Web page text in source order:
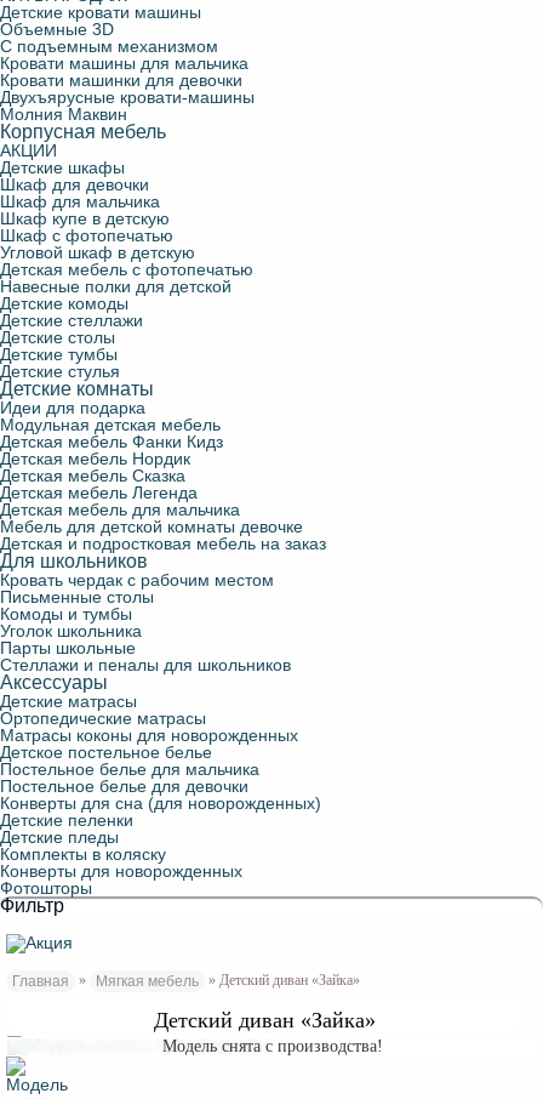
Детские кровати машины
Объемные 3D
С подъемным механизмом
Кровати машины для мальчика
Кровати машинки для девочки
Двухъярусные кровати-машины
Молния Маквин
Корпусная мебель
АКЦИИ
Детские шкафы
Шкаф для девочки
Шкаф для мальчика
Шкаф купе в детскую
Шкаф с фотопечатью
Угловой шкаф в детскую
Детская мебель с фотопечатью
Навесные полки для детской
Детские комоды
Детские стеллажи
Детские столы
Детские тумбы
Детские стулья
Детские комнаты
Идеи для подарка
Модульная детская мебель
Детская мебель Фанки Кидз
Детская мебель Нордик
Детская мебель Сказка
Детская мебель Легенда
Детская мебель для мальчика
Мебель для детской комнаты девочке
Детская и подростковая мебель на заказ
Для школьников
Кровать чердак с рабочим местом
Письменные столы
Комоды и тумбы
Уголок школьника
Парты школьные
Стеллажи и пеналы для школьников
Аксессуары
Детские матрасы
Ортопедические матрасы
Матрасы коконы для новорожденных
Детское постельное белье
Постельное белье для мальчика
Постельное белье для девочки
Конверты для сна (для новорожденных)
Детские пеленки
Детские пледы
Комплекты в коляску
Конверты для новорожденных
Фотошторы
Фильтр
Главная » Мягкая мебель » Детский диван «Зайка»
Детский диван «Зайка»
Модель снята с производства!